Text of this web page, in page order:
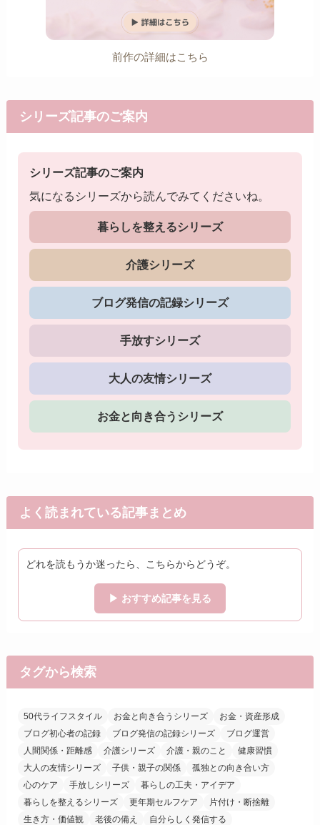
前作の詳細はこちら
シリーズ記事のご案内
シリーズ記事のご案内
気になるシリーズから読んでみてくださいね。
暮らしを整えるシリーズ
介護シリーズ
ブログ発信の記録シリーズ
手放すシリーズ
大人の友情シリーズ
お金と向き合うシリーズ
よく読まれている記事まとめ
どれを読もうか迷ったら、こちらからどうぞ。
▶ おすすめ記事を見る
タグから検索
50代ライフスタイル お金と向き合うシリーズ
お金・資産形成
ブログ初心者の記録
ブログ発信の記録シリーズ
ブログ運営
人間関係・距離感
介護シリーズ 介護・親のこと
健康習慣
大人の友情シリーズ
子供・親子の関係
孤独との向き合い方
心のケア
手放しシリーズ
暮らしの工夫・アイデア
暮らしを整えるシリーズ
更年期セルフケア
片付け・断捨離
生き方・価値観
老後の備え
自分らしく発信する